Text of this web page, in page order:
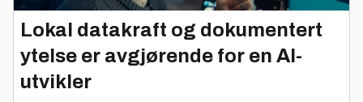
Lokal datakraft og dokumentert
ytelse er avgjørende for en AI-
utvikler